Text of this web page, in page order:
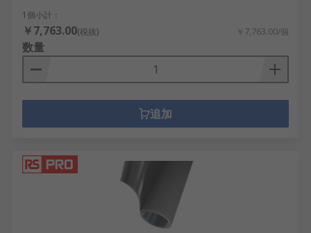
1個小計：
￥7,763.00(税抜) ￥7,763.00/個
数量
追加